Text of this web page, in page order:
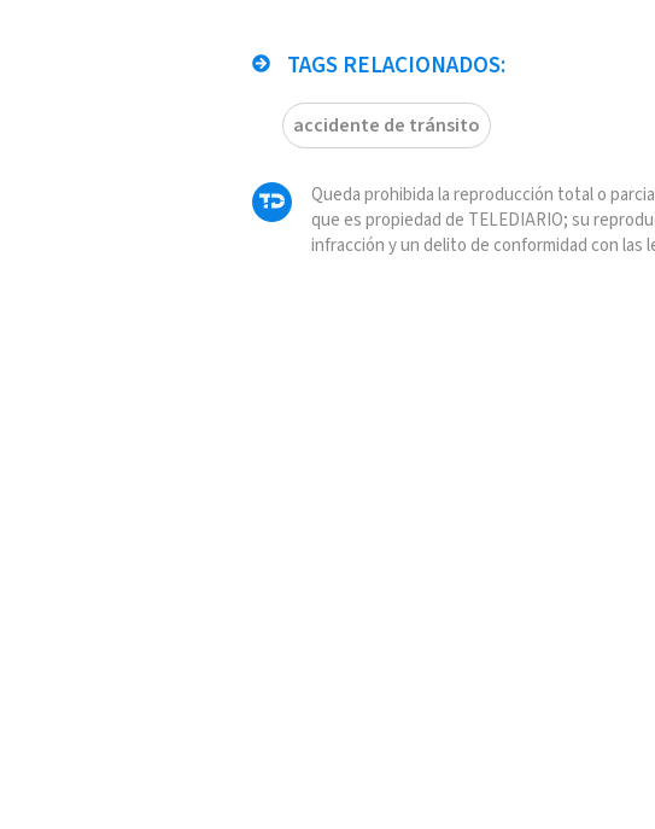
TAGS RELACIONADOS:
accidente de tránsito
Queda prohibida la reproducción total o
que es propiedad de TELEDIARIO; su
infracción y un delito de conformidad con las